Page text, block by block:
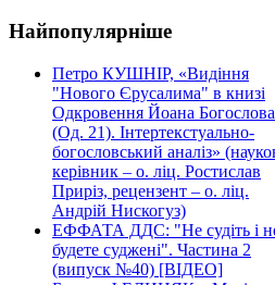
Найпопулярніше
Петро КУШНІР, «Видіння
"Нового Єрусалима" в книзі
Одкровення Йоана Богослова
(Од. 21). Інтертекстуально-
богословський аналіз»
керівник – о. ліц. Ростислав
Приріз, рецензент – о. ліц.
Андрій Нискогуз)
ЕФФАТА ДДС: "Не судіть і
будете суджені". Частина 2
(випуск №40) [ВІДЕО]